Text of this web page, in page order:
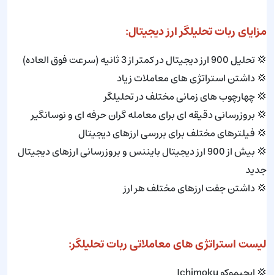
مزایای ربات تحلیلگر ارز دیجیتال:
💢 تحلیل 900 ارز دیجیتال در کمتر از 3 ثانیه (سرعت فوق العاده)
💢 داشتن استراتژی های معاملات زیاد
💢 چهارچوب های زمانی مختلف در تحلیلگر
💢 بروزرسانی دقیقه ای برای معامله گران حرفه ای و نوسانگیر
💢 فیلترهای مختلف برای بررسی ارزهای دیجیتال
💢 بیش از 900 ارز دیجیتال بایننس و بروزرسانی ارزهای دیجیتال
جدید
💢 داشتن جفت ارزهای مختلف هر ارز
لیست استراتژی های معاملاتی ربات تحلیلگر: